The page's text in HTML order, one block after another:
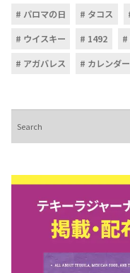
パロマの日 タコス
ウイスキー
1492
アガバレス
カレンダー
索